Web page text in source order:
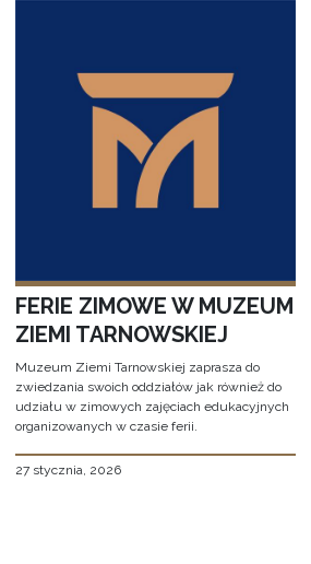
FERIE ZIMOWE W MUZEUM
ZIEMI TARNOWSKIEJ
Muzeum Ziemi Tarnowskiej zaprasza do
zwiedzania swoich oddziałów jak również do
udziału w zimowych zajęciach edukacyjnych
organizowanych w czasie ferii.
27 stycznia, 2026